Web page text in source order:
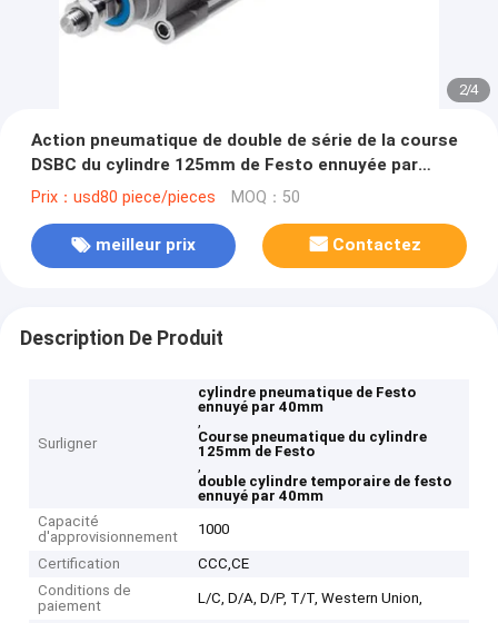
2/4
Action pneumatique de double de série de la course
DSBC du cylindre 125mm de Festo ennuyée par
40mm
Prix：usd80 piece/pieces MOQ：50
meilleur prix Contactez
Description De Produit
Surligner
cylindre pneumatique de Festo
ennuyé par 40mm
,
Course pneumatique du cylindre
125mm de Festo
,
double cylindre temporaire de festo
ennuyé par 40mm
Capacité
d'approvisionnement
1000
Certification
CCC,CE
Conditions de
paiement
L/C, D/A, D/P, T/T, Western Union,